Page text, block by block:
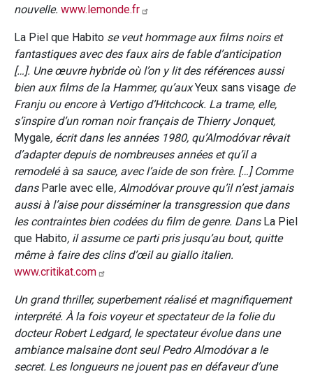
nouvelle. www.lemonde.fr
La Piel que Habito se veut hommage aux films noirs et
fantastiques avec des faux airs de fable d’anticipation
[…]. Une œuvre hybride où l’on y lit des références aussi
bien aux films de la Hammer, qu’auxYeux sans visage de
Franju ou encore à Vertigo d’Hitchcock. La trame, elle,
s’inspire d’un roman noir français de Thierry Jonquet,
Mygale, écrit dans les années 1980, qu’Almodóvar rêvait
d’adapter depuis de nombreuses années et qu’il a
remodelé à sa sauce, avec l’aide de son frère. […] Comme
dans Parle avec elle, Almodóvar prouve qu’il n’est jamais
aussi à l’aise pour disséminer la transgression que dans
les contraintes bien codées du film de genre. Dans La Piel
que Habito, il assume ce parti pris jusqu’au bout, quitte
même à faire des clins d’œil au giallo italien.
www.critikat.com
Un grand thriller, superbement réalisé et magnifiquement
interprété. À la fois voyeur et spectateur de la folie du
docteur Robert Ledgard, le spectateur évolue dans une
ambiance malsaine dont seul Pedro Almodóvar a le
secret. Les longueurs ne jouent pas en défaveur d’une